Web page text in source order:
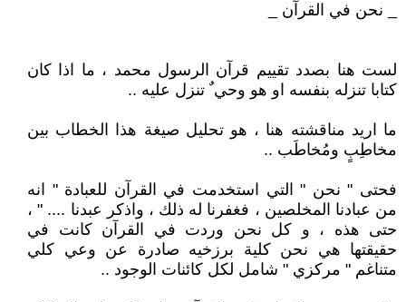
_ نحن في القرآن _
لست هنا بصدد تقييم قرآن الرسول محمد ، ما اذا كان
كتابا تنزله بنفسه او هو وحي ٌ تنزل عليه ..
ما اريد مناقشته هنا ، هو تحليل صيغة هذا الخطاب بين
مخاطِبٍ ومُخاطَب ..
فحتى " نحن " التي استخدمت في القرآن للعبادة " انه
من عبادنا المخلصين ، فغفرنا له ذلك ، واذكر عبدنا .... " ،
حتى هذه ، و كل نحن وردت في القرآن كانت في
حقيقتها هي نحن كلية برزخيه صادرة عن وعي كلي
متناغم " مركزي " شامل لكل كائنات الوجود ..